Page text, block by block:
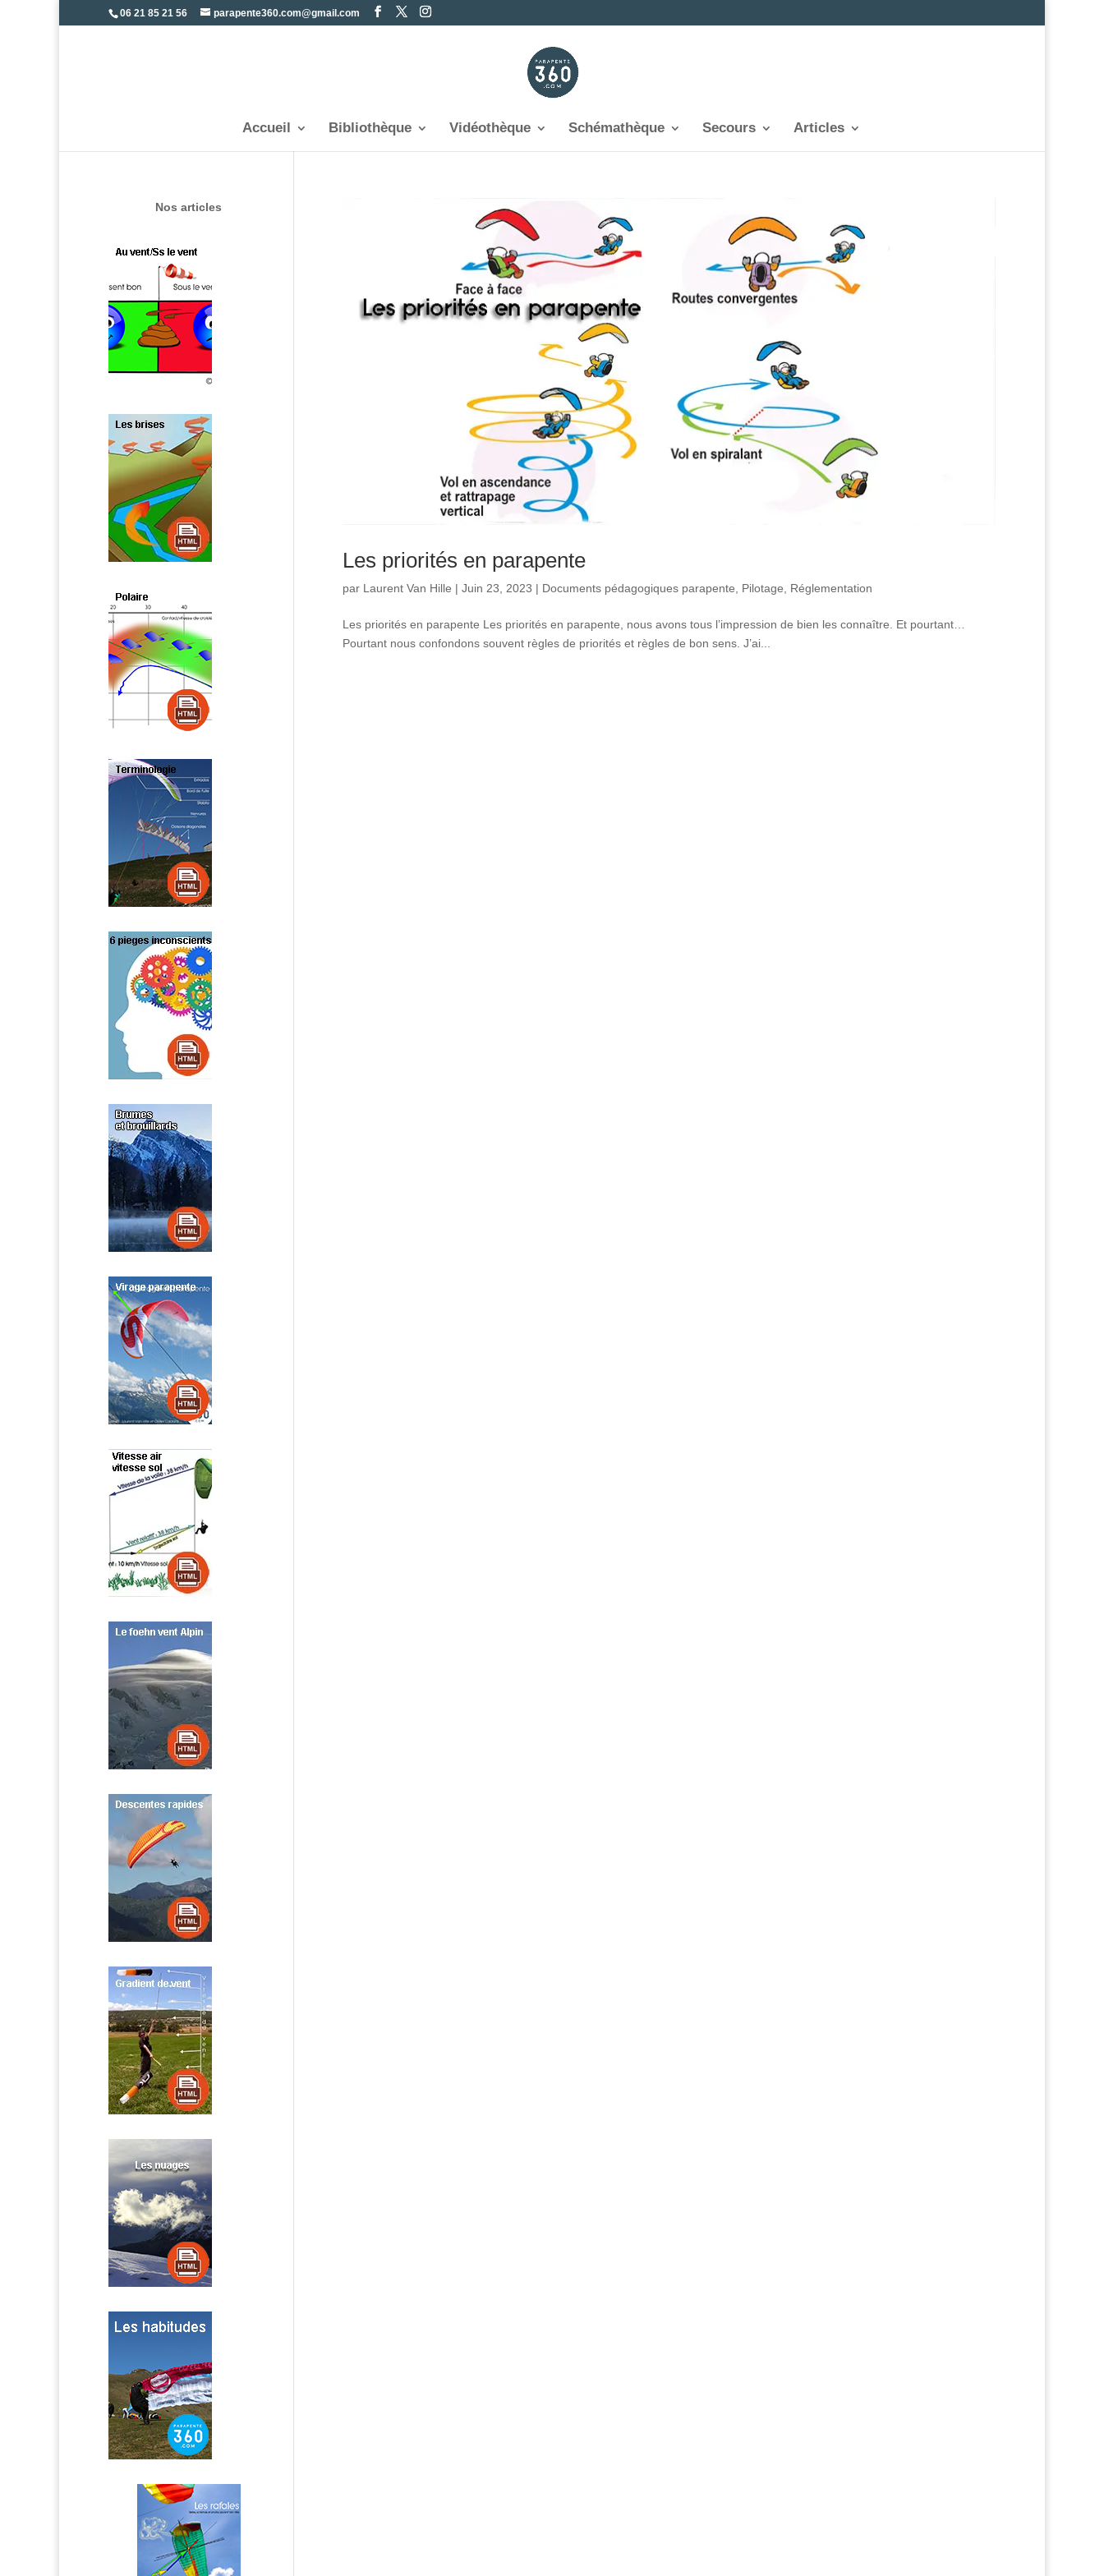
06 21 85 21 56 parapente360.com@gmail.com
Accueil Bibliothèque Vidéothèque Schémathèque Secours Articles
Les priorités en parapente
par Laurent Van Hille | Juin 23, 2023 | Documents pédagogiques parapente Pilotage Réglementation
Les priorités en parapente Les priorités en parapente, nous avons tous l’impression de bien les connaître. Et pourtant…
Pourtant nous confondons souvent règles de priorités et règles de bon sens. J’ai...
Nos articles